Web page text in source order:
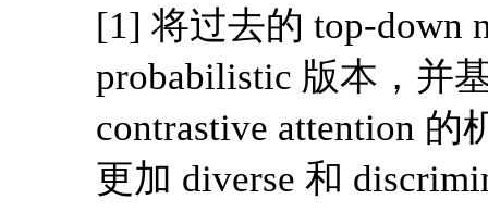
[1] 将过去的 top-down
probabilistic 版本，并
contrastive attention 的
更加 diverse 和